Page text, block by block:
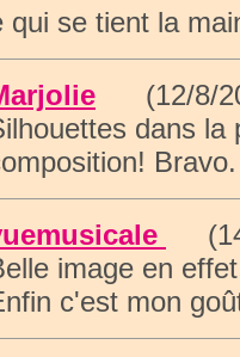
qui se tient la
(12/8/
dans la
Bravo.
image en
c'est mon